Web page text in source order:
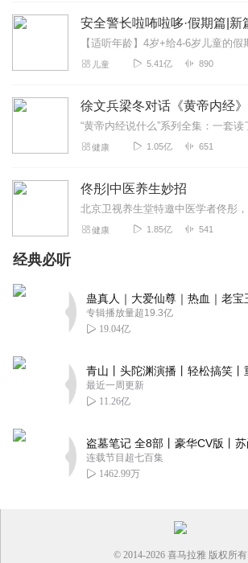
儿童 5.41亿 890
健康 1.05亿 651
佟彤|中医养生妙招
健康 1.85亿 541
经典必听
专辑播放量超19.3亿
19.04亿
最近一周更新
11.26亿
连载节目超七百集
1462.99万
© 2014-2026 喜马拉雅 版权所有